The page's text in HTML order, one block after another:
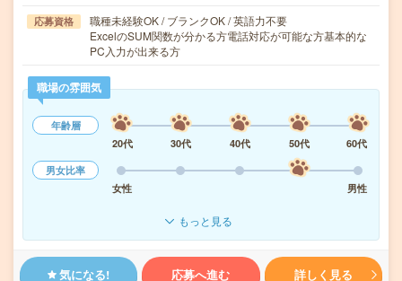
応募資格
職種未経験OK / ブランクOK / 英語力不要
ExcelのSUM関数が分かる方電話対応が可能な方基本的な
PC入力が出来る方
職場の雰囲気
年齢層
20代
30代 40代 50代
60代
男女比率
女性
男性
もっと見る
気になる! 応募へ進む 詳しく見る